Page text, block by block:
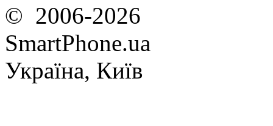
© 2006-2026
SmartPhone.ua
Україна, Київ